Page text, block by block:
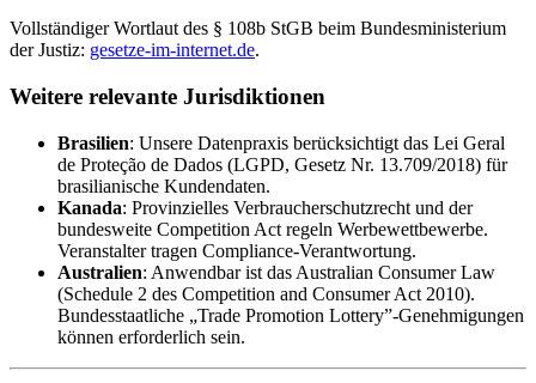
Vollständiger Wortlaut des § 108b StGB beim Bundesministerium
der Justiz: gesetze-im-internet.de.
Weitere relevante Jurisdiktionen
Brasilien: Unsere Datenpraxis berücksichtigt das Lei Geral
de Proteção de Dados (LGPD, Gesetz Nr. 13.709/2018) für
brasilianische Kundendaten.
Kanada: Provinzielles Verbraucherschutzrecht und der
bundesweite Competition Act regeln Werbewettbewerbe.
Veranstalter tragen Compliance-Verantwortung.
Australien: Anwendbar ist das Australian Consumer Law
(Schedule 2 des Competition and Consumer Act 2010).
Bundesstaatliche „Trade Promotion Lottery”-Genehmigungen
können erforderlich sein.